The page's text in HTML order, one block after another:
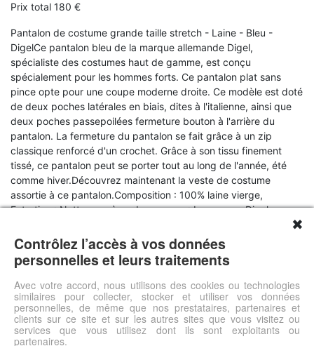
Prix total 180 €
Pantalon de costume grande taille stretch - Laine - Bleu -
DigelCe pantalon bleu de la marque allemande Digel,
spécialiste des costumes haut de gamme, est conçu
spécialement pour les hommes forts. Ce pantalon plat sans
pince opte pour une coupe moderne droite. Ce modèle est doté
de deux poches latérales en biais, dites à l'italienne, ainsi que
deux poches passepoilées fermeture bouton à l'arrière du
pantalon. La fermeture du pantalon se fait grâce à un zip
classique renforcé d'un crochet. Grâce à son tissu finement
tissé, ce pantalon peut se porter tout au long de l'année, été
comme hiver.Découvrez maintenant la veste de costume
assortie à ce pantalon.Composition : 100% laine vierge,
Entretien : Nettoyage à secLa marque : La marque Digel
haute qualité (tissu pure laine – super 110S) et le savoir-faire
allemand en font un partenaire de choix de Size-Factory pour
ses costumes destinés aux hommes grands et aux hommes
forts.Tous les pantalons de la marque Digel sont conçus pour
être rétouchés facilement.
Voir l'offre
✖
Contrôlez l’accès à vos données
personnelles et leurs traitements
Avec votre accord, nous utilisons des cookies ou technologies
similaires pour collecter, stocker et utiliser vos données
personnelles, de même que nos prestataires, partenaires et
clients sur ce site et sur les autres sites que vous visitez ou
services que vous utilisez dont ils sont exploitants ou
partenaires.